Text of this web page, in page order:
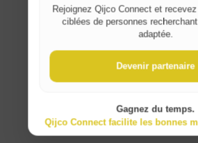
Rejoignez Qijco Connect et
ciblées de personnes
adaptée.
Devenir partenaire
Gagnez du temps.
Qijco Connect facilite les bonnes